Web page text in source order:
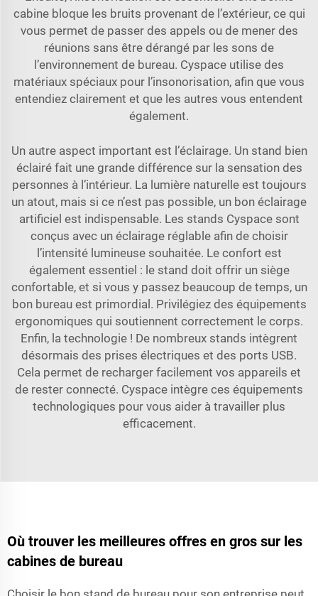
cabine bloque les bruits provenant de l’extérieur, ce qui
vous permet de passer des appels ou de mener des
réunions sans être dérangé par les sons de
l’environnement de bureau. Cyspace utilise des
matériaux spéciaux pour l’insonorisation, afin que vous
entendiez clairement et que les autres vous entendent
également.
Un autre aspect important est l’éclairage. Un stand bien
éclairé fait une grande différence sur la sensation des
personnes à l’intérieur. La lumière naturelle est toujours
un atout, mais si ce n’est pas possible, un bon éclairage
artificiel est indispensable. Les stands Cyspace sont
conçus avec un éclairage réglable afin de choisir
l’intensité lumineuse souhaitée. Le confort est
également essentiel : le stand doit offrir un siège
confortable, et si vous y passez beaucoup de temps, un
bon bureau est primordial. Privilégiez des équipements
ergonomiques qui soutiennent correctement le corps.
Enfin, la technologie ! De nombreux stands intègrent
désormais des prises électriques et des ports USB.
Cela permet de recharger facilement vos appareils et
de rester connecté. Cyspace intègre ces équipements
technologiques pour vous aider à travailler plus
efficacement.
Où trouver les meilleures offres en gros sur les
cabines de bureau